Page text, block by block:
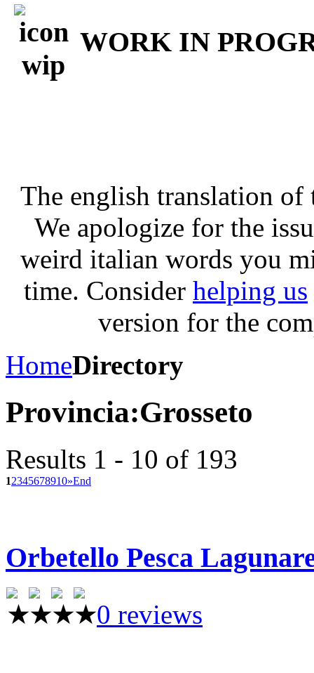
WORK IN
The english translation of
We apologize for the
weird italian words you
time. Consider helping us
version for the
HomeDirectory
Provincia:Grosseto
Results 1 - 10 of 193
12345678910»End
Orbetello Pesca
0 reviews